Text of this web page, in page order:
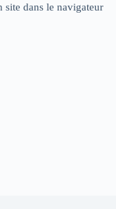
site dans le navigateur